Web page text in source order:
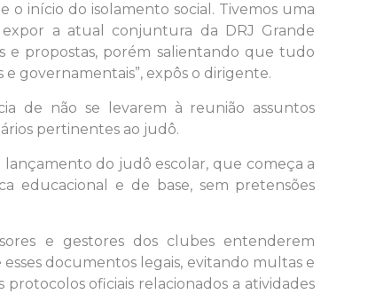
o início do isolamento social. Tivemos uma
a atual conjuntura da DRJ Grande
e propostas, porém salientando que tudo
governamentais”, expôs o dirigente.
de não se levarem à reunião assuntos
pertinentes ao judô.
do judô escolar, que começa a
educacional e de base, sem pretensões
e gestores dos clubes entenderem
documentos legais, evitando multas e
oficiais relacionados a atividades